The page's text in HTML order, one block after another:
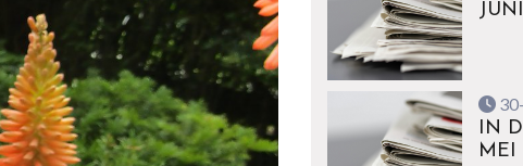
JUNI
IN
MEI